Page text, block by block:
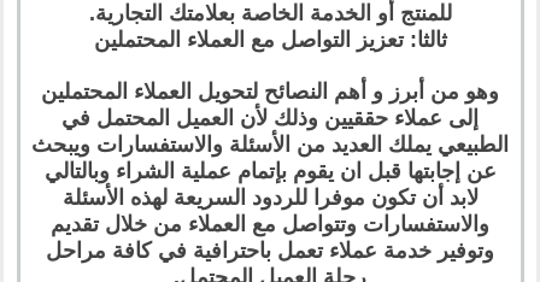
للمنتج أو الخدمة الخاصة بعلامتك التجارية.
ثالثا: تعزيز التواصل مع العملاء المحتملين
وهو من أبرز و أهم النصائح لتحويل العملاء المحتملين
إلى عملاء حققيين وذلك لأن العميل المحتمل في
الطبيعي يملك العديد من الأسئلة والاستفسارات ويبحث
عن إجابتها قبل ان يقوم بإتمام عملية الشراء وبالتالي
لابد أن تكون موفرا للردود السريعة لهذه الأسئلة
والاستفسارات وتتواصل مع العملاء من خلال تقديم
وتوفير خدمة عملاء تعمل باحترافية في كافة مراحل